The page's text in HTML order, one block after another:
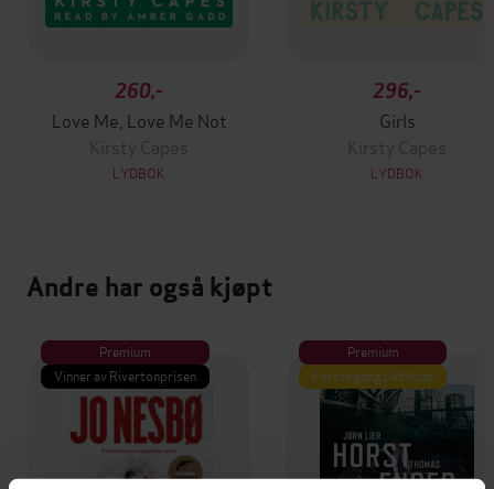
260,-
Love Me, Love Me Not
Kirsty Capes
LYDBOK
296,-
Girls
Kirsty Capes
LYDBOK
Andre har også kjøpt
Premium
Vinner av Rivertonprisen
Premium
Første gang på tilbud